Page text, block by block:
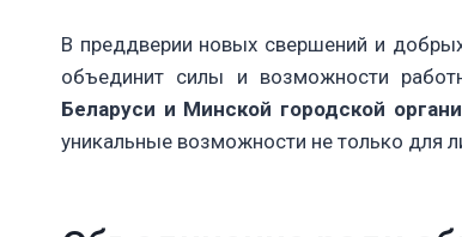
В преддверии новых свершений и
объединит силы и возможности
Беларуси и Минской городской
уникальные возможности не только для